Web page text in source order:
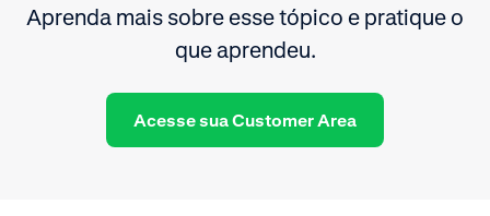
Aprenda mais sobre esse tópico e pratique o
que aprendeu.
Acesse sua Customer Area